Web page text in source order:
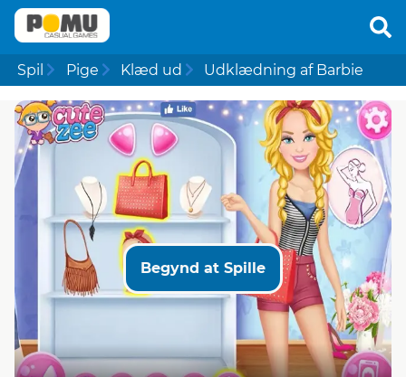
Spil Pige Klæd ud Udklædning af Barbie
Begynd at Spille